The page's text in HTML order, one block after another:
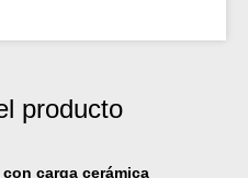
producto
carga cerámica